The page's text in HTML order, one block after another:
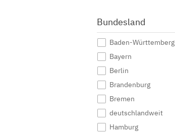
Bundesland
Baden-Württemberg
Bayern
Berlin
Brandenburg
Bremen
deutschlandweit
Hamburg